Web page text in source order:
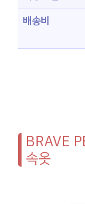
배송비
BRAVE
속옷